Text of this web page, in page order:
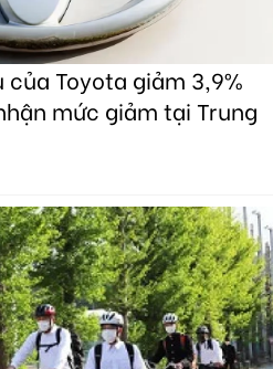
Toyota giảm 3,9%
mức giảm tại Trung